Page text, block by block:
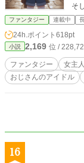
そ
る。
ャー
の偏
ファンタジー 連載中
24h.ポイント 618pt
小説 2,169 位 /
ファンタジー 女主
おじさんのアイドル
16